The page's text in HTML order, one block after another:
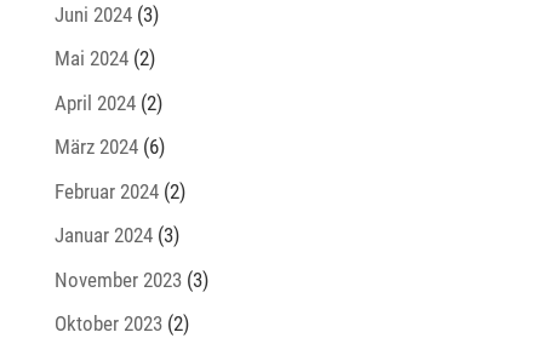
Juni 2024(3)
Mai 2024(2)
April 2024(2)
März 2024(6)
Februar 2024(2)
Januar 2024(3)
November 2023(3)
Oktober 2023(2)